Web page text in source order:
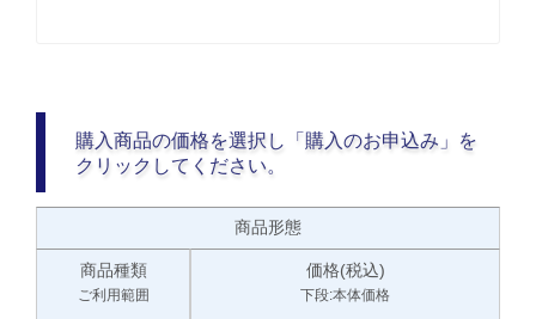
購入商品の価格を選択し「購入のお申込み」を
クリックしてください。
商品形態
商品種類
ご利用範囲
価格(税込)
下段:本体価格